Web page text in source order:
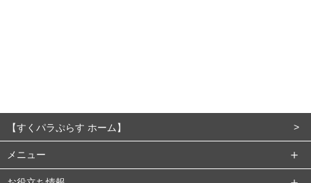
メニュー
【すくパラぷらす ホーム】